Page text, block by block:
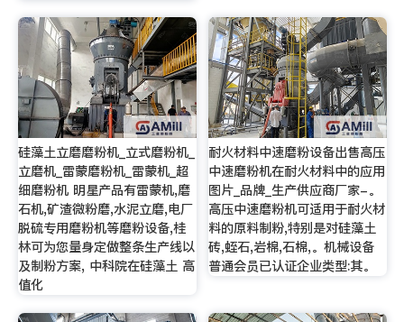
硅藻土立磨磨粉机_立式磨粉机_
立磨机_雷蒙磨粉机_雷蒙机_超
细磨粉机 明星产品有雷蒙机,磨
石机,矿渣微粉磨,水泥立磨,电厂
脱硫专用磨粉机等磨粉设备,桂
林可为您量身定做整条生产线以
及制粉方案, 中科院在硅藻土 高
值化
耐火材料中速磨粉设备出售高压
中速磨粉机在耐火材料中的应用
图片_品牌_生产供应商厂家-。
高压中速磨粉机可适用于耐火材
料的原料制粉,特别是对硅藻土
砖,蛭石,岩棉,石棉,。机械设备
普通会员已认证企业类型:其。